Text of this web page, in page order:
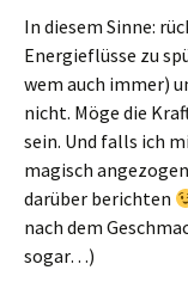
In diesem Sinne:
Energieflüsse zu
wem auch immer)
nicht. Möge die
sein. Und falls ich
magisch
darüber berichten
nach dem
sogar…)